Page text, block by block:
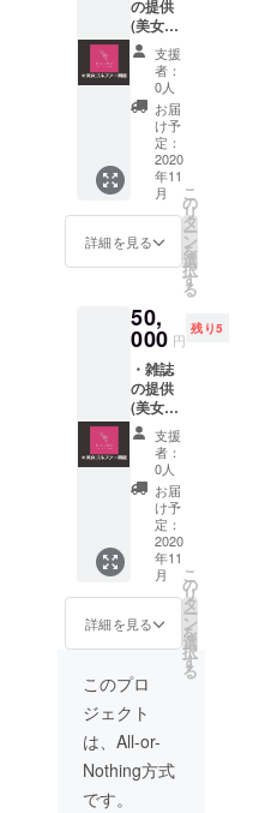
ファー
と1対1
の
ZOOM
飲み会1
回分
※ZOOM
飲み会
の日程
は、
2020年
8月以降
順次ご
ての雑
誌の販
売許可
は得て
いま
す。
の提供
(美女ゴ
ル
ファー
のサイ
ン入り
+ 購入
者様の
宛名付
き(○○さ
んへ))
・ポス
ター付
き ・
2021年
ンダー
付き ・
美女ゴ
ル
ファー
図鑑雑
誌の写
真撮影
会ご招
待+ツー
ショッ
ト可 ※
日程は
決まり
次第ご
報告
(2020年
ロナの
影響で
日程が
遅れる
場合が
ござい
支援
者：
0人
お届
け予
定：
2020
年11
月
詳細を見る
こ
の
リ
タ
ー
ン
を
選
択
す
る
50,
000 円
残り5
・雑誌
の提供
(美女ゴ
ル
ファー
のサイ
ン入り
+ 購入
者様の
宛名付
き(○○さ
んへ))
・美女
ゴル
ファー
と1日ゴ
ルフラ
ウンド
※ 日時
は、
2020年
8月以降
支援
者：
0人
お届
け予
定：
2020
年11
月
詳細を見る
こ
の
リ
タ
ー
ン
を
選
択
す
る
このプロ
ジェクト
は、All-or-
Nothing方式
です。